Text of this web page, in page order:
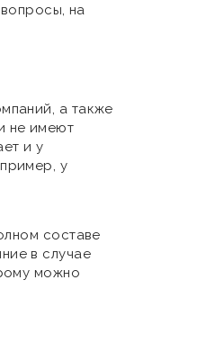
на
а также
не имеют
и у
у
составе
в случае
можно